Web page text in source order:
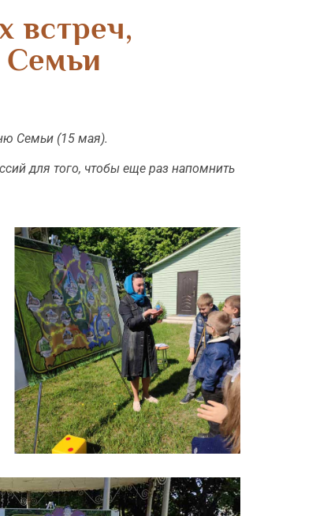
встреч,
Семьи (15 мая).
для того, чтобы еще раз напомнить